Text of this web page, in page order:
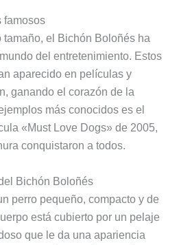
famosos
tamaño, el Bichón Boloñés ha
del entretenimiento. Estos
aparecido en películas y
ganando el corazón de la
más conocidos es el
«Must Love Dogs» de 2005,
conquistaron a todos.
Bichón Boloñés
perro pequeño, compacto y de
está cubierto por un pelaje
que le da una apariencia